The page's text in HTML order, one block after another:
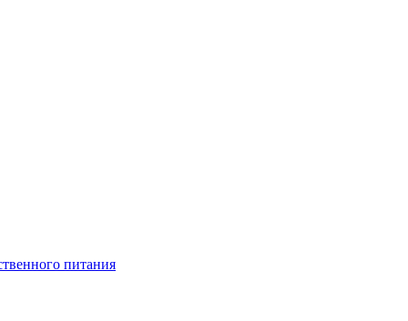
питания